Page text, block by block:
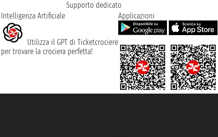
Supporto dedicato
Intelligenza Artificiale
Utilizza il GPT di Ticketcrociere
per trovare la crociera perfetta!
Applicazioni